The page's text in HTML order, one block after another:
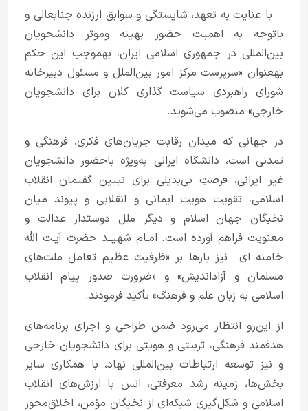
با عنایت به تعهد، شایستگی و سوابق ارزنده جنابعالی و
باتوجه به اهمیت حضور بهینه و‌موثر دانشجویان
بین‌المللی در جمهوری اسلامی ایران، به­موجب این حکم
به­عنوان «سرپرست مرکز امور بین‌الملل و مسئول دبیرخانه
شورای راهبردی سیاست گذاری کلان برای دانشجویان
خارجی» منصوب می‌شوید.
در جهانی که میدان رقابت جریان‌های فکری، فرهنگی و
تمدنی است، دانشگاه ایرانی به‌ویژه باحضور دانشجویان
غیر ایرانی، فرصتِ بی‌بدیلی برای تبیین گفتمان انقلاب
اسلامی، تقویت هویت ایمانی و انقلابی و پیوند میان
نخبگان جهان اسلام و دیگر ملل دوستدار عدالت و
معنویت فراهم آورده است. امـام شهیــد حضرت آیـت ­الله
خامنه­ ای نیز بارها بر «ظرفیت عظیم تعامل ملت‌های
مسلمان و آزاداندیش» و «ضرورت صدور پیام انقلاب
اسلامی به زبان علم و فرهنگ» تأکید فرمودند.
از این‌رو انتظار می‌رود ضمن طراحی و اجرای برنامه‌های
هدفمند فرهنگی، تربیتی و هویتی برای دانشجویان خارجی
و نیز توسعه ارتباطات بین‌المللی نهاد، با همکاری سایر
بخش‌ها، زمینه رشد معرفتی، انس با ارزش‌های انقلاب
اسلامی و شکل‌گیری شبکه‌ای از نخبگان مؤمن، اخلاق‌محور